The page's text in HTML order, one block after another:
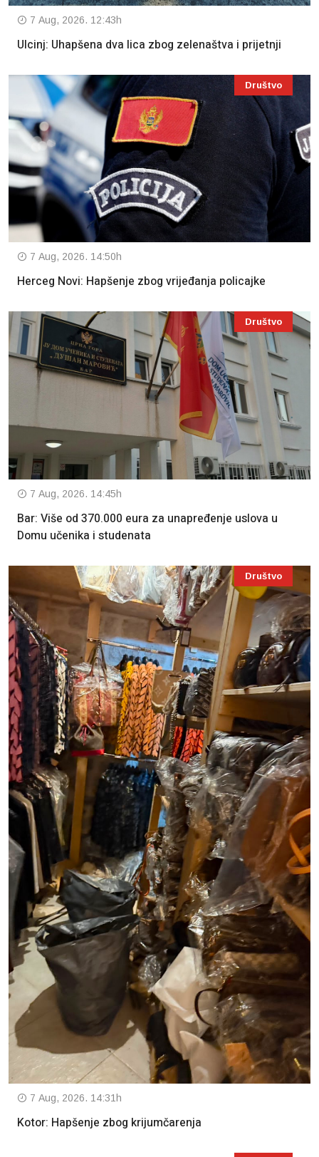
7 Aug, 2026. 12:43h
Ulcinj: Uhapšena dva lica zbog zelenaštva i prijetnji
Društvo
7 Aug, 2026. 14:50h
Herceg Novi: Hapšenje zbog vrijeđanja policajke
Društvo
7 Aug, 2026. 14:45h
Bar: Više od 370.000 eura za unapređenje uslova u
Domu učenika i studenata
Društvo
7 Aug, 2026. 14:31h
Kotor: Hapšenje zbog krijumčarenja